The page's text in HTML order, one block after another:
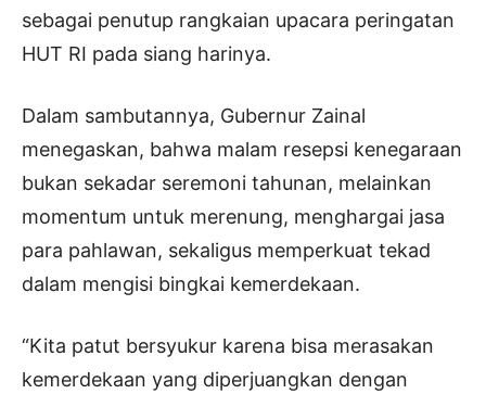
sebagai penutup rangkaian upacara peringatan
HUT RI pada siang harinya.
Dalam sambutannya, Gubernur Zainal
menegaskan, bahwa malam resepsi kenegaraan
bukan sekadar seremoni tahunan, melainkan
momentum untuk merenung, menghargai jasa
para pahlawan, sekaligus memperkuat tekad
dalam mengisi bingkai kemerdekaan.
“Kita patut bersyukur karena bisa merasakan
kemerdekaan yang diperjuangkan dengan